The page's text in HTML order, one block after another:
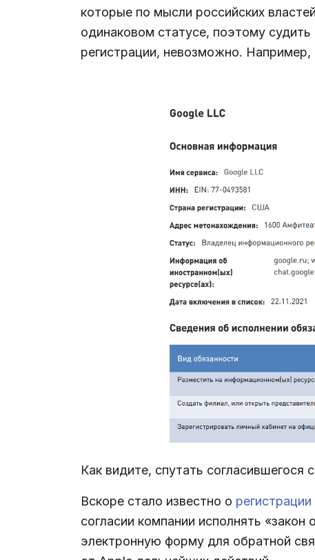
которые по мысли российских
одинаковом статусе, поэтому
регистрации, невозможно.
Как видите, спутать
Вскоре стало известно о регистрации
согласии компании исполнять
электронную форму для обратной